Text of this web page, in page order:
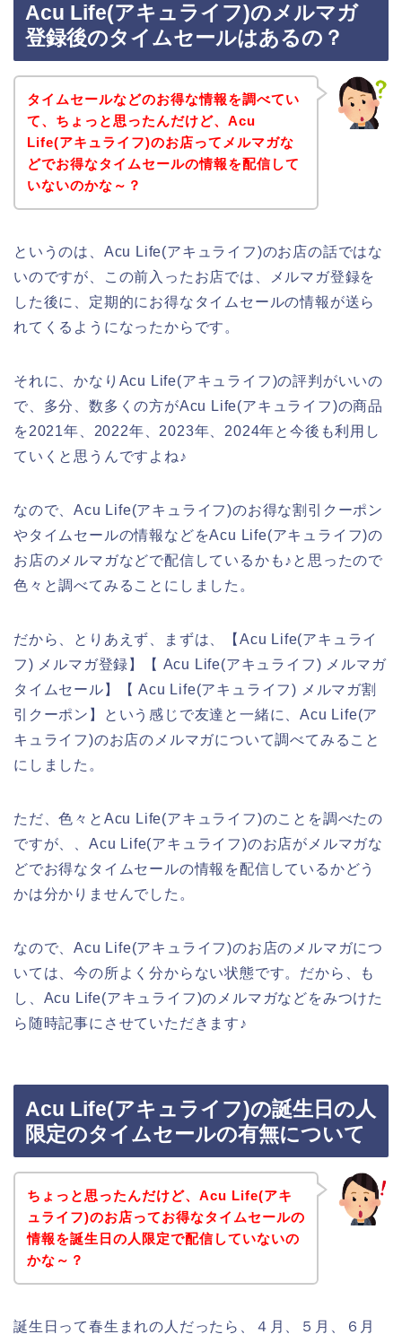
Acu Life(アキュライフ)のメルマガ
登録後のタイムセールはあるの？
タイムセールなどのお得な情報を調べてい
て、ちょっと思ったんだけど、Acu
Life(アキュライフ)のお店ってメルマガな
どでお得なタイムセールの情報を配信して
いないのかな～？
というのは、Acu Life(アキュライフ)のお店の話ではな
いのですが、この前入ったお店では、メルマガ登録を
した後に、定期的にお得なタイムセールの情報が送ら
れてくるようになったからです。
それに、かなりAcu Life(アキュライフ)の評判がいいの
で、多分、数多くの方がAcu Life(アキュライフ)の商品
を2021年、2022年、2023年、2024年と今後も利用し
ていくと思うんですよね♪
なので、Acu Life(アキュライフ)のお得な割引クーポン
やタイムセールの情報などをAcu Life(アキュライフ)の
お店のメルマガなどで配信しているかも♪と思ったので
色々と調べてみることにしました。
だから、とりあえず、まずは、【Acu Life(アキュライ
フ) メルマガ登録】【 Acu Life(アキュライフ) メルマガ
タイムセール】【 Acu Life(アキュライフ) メルマガ割
引クーポン】という感じで友達と一緒に、Acu Life(ア
キュライフ)のお店のメルマガについて調べてみること
にしました。
ただ、色々とAcu Life(アキュライフ)のことを調べたの
ですが、、Acu Life(アキュライフ)のお店がメルマガな
どでお得なタイムセールの情報を配信しているかどう
かは分かりませんでした。
なので、Acu Life(アキュライフ)のお店のメルマガにつ
いては、今の所よく分からない状態です。だから、も
し、Acu Life(アキュライフ)のメルマガなどをみつけた
ら随時記事にさせていただきます♪
Acu Life(アキュライフ)の誕生日の人
限定のタイムセールの有無について
ちょっと思ったんだけど、Acu Life(アキ
ュライフ)のお店ってお得なタイムセールの
情報を誕生日の人限定で配信していないの
かな～？
誕生日って春生まれの人だったら、４月、５月、６月